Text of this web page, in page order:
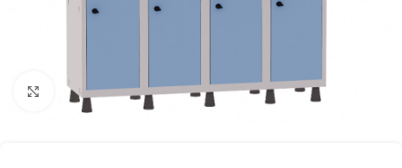
Clique para ampliar